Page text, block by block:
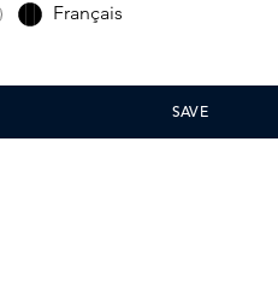
de Parfum
Français
SAVE